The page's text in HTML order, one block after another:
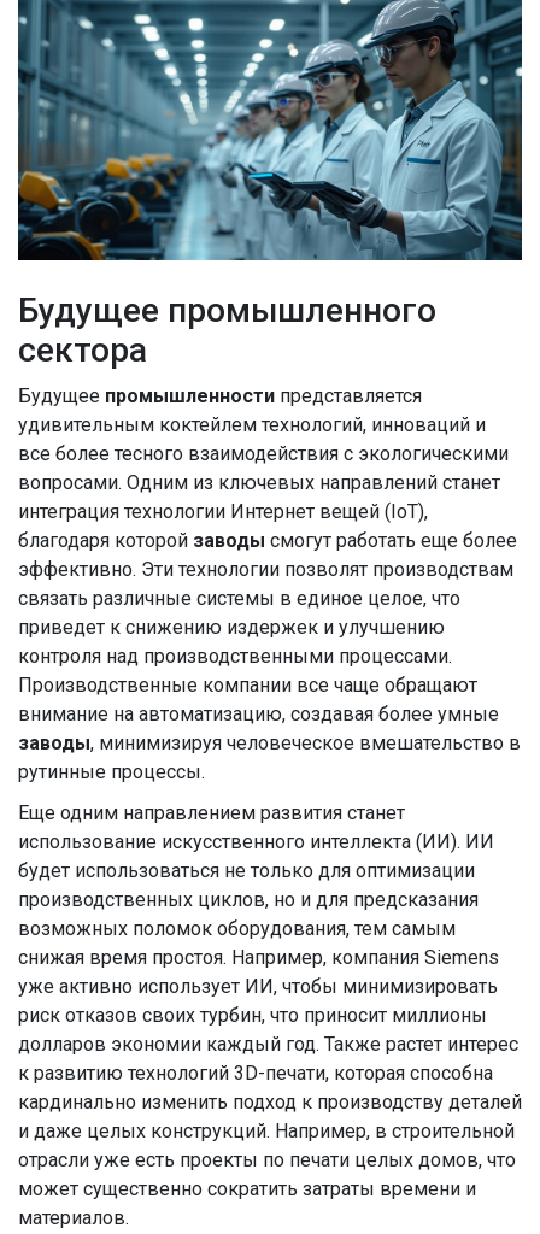
Будущее промышленного
сектора
Будущее промышленности представляется
удивительным коктейлем технологий, инноваций и
все более тесного взаимодействия с экологическими
вопросами. Одним из ключевых направлений станет
интеграция технологии Интернет вещей (IoT),
благодаря которой заводы смогут работать еще более
эффективно. Эти технологии позволят производствам
связать различные системы в единое целое, что
приведет к снижению издержек и улучшению
контроля над производственными процессами.
Производственные компании все чаще обращают
внимание на автоматизацию, создавая более умные
заводы, минимизируя человеческое вмешательство в
рутинные процессы.
Еще одним направлением развития станет
использование искусственного интеллекта (ИИ). ИИ
будет использоваться не только для оптимизации
производственных циклов, но и для предсказания
возможных поломок оборудования, тем самым
снижая время простоя. Например, компания Siemens
уже активно использует ИИ, чтобы минимизировать
риск отказов своих турбин, что приносит миллионы
долларов экономии каждый год. Также растет интерес
к развитию технологий 3D-печати, которая способна
кардинально изменить подход к производству деталей
и даже целых конструкций. Например, в строительной
отрасли уже есть проекты по печати целых домов, что
может существенно сократить затраты времени и
материалов.